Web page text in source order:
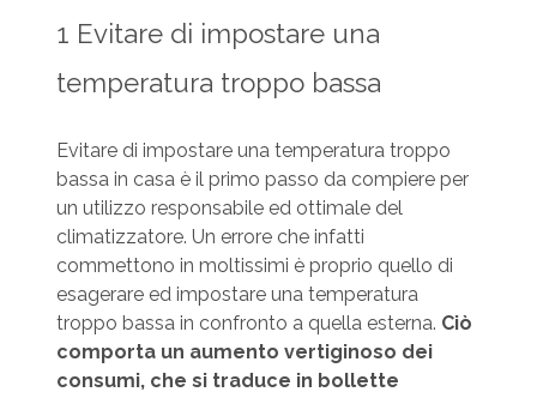
1 Evitare di impostare una
temperatura troppo bassa
Evitare di impostare una temperatura troppo
bassa in casa è il primo passo da compiere per
un utilizzo responsabile ed ottimale del
climatizzatore. Un errore che infatti
commettono in moltissimi è proprio quello di
esagerare ed impostare una temperatura
troppo bassa in confronto a quella esterna. Ciò
comporta un aumento vertiginoso dei
consumi, che si traduce in bollette